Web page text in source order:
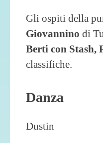
Gli ospiti della
Giovannino di
Berti con Stash,
classifiche.
Danza
Dustin